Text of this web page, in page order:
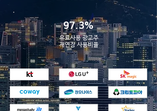
97.3%
유료사용 광고주
​재연장 사용비율